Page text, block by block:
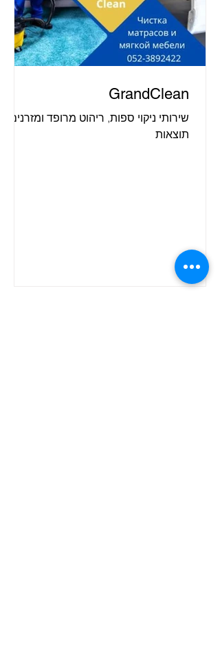
GrandClean
שירותי ניקוי ספות, ריהוט מרופד ומזרנים
תוצאות